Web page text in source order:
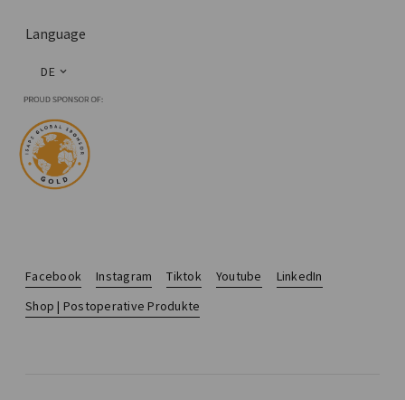
Language
DE
Facebook Instagram Tiktok Youtube
LinkedIn
Shop | Postoperative Produkte